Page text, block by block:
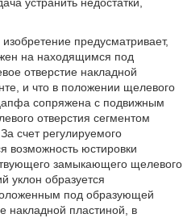
предусматривает,
на находящимся под
отверстие накладной
и что в положении щелевого
сопряжена с подвижным
отверстия сегментом
счет регулируемого
возможность юстировки
замыкающего щелевого
уклон образуется
под образующей
накладной пластиной, в